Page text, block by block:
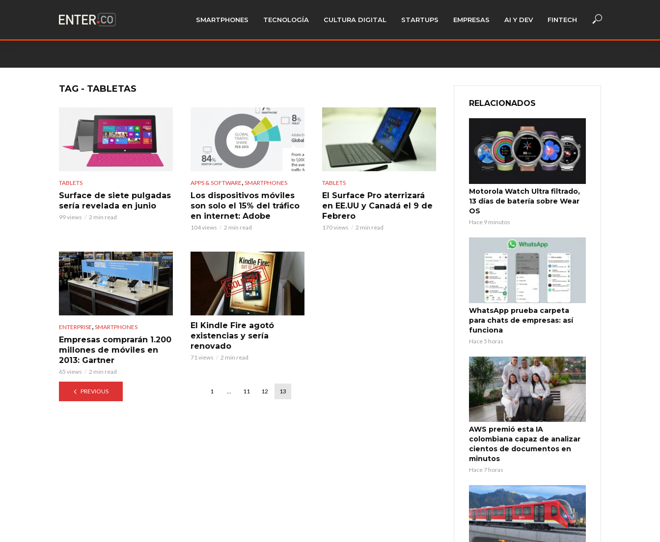
SMARTPHONES TECNOLOGÍA CULTURA DIGITAL STARTUPS EMPRESAS AI Y DEV FINTECH
TAG - TABLETAS
TABLETS
Surface de siete pulgadas
sería revelada en junio
99 views 2 min read
APPS & SOFTWARE, SMARTPHONES
Los dispositivos móviles
son solo el 15% del tráfico
en internet: Adobe
104 views 2 min read
TABLETS
El Surface Pro aterrizará
en EE.UU y Canadá el 9 de
Febrero
170 views 2 min read
ENTERPRISE, SMARTPHONES
Empresas comprarán 1.200
millones de móviles en
2013: Gartner
65 views 2 min read
El Kindle Fire agotó
existencias y sería
renovado
71 views 2 min read
PREVIOUS 1 … 11 12 13
RELACIONADOS
Motorola Watch Ultra filtrado,
13 días de batería sobre Wear
OS
Hace 9 minutos
WhatsApp prueba carpeta
para chats de empresas: así
funciona
Hace 5 horas
AWS premió esta IA
colombiana capaz de analizar
cientos de documentos en
minutos
Hace 7 horas